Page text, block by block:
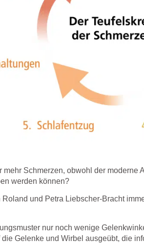
Schmerzen, obwohl der
werden können?
und Petra Liebscher-Bracht
nur noch wenige
Gelenke und Wirbel ausgeübt, die